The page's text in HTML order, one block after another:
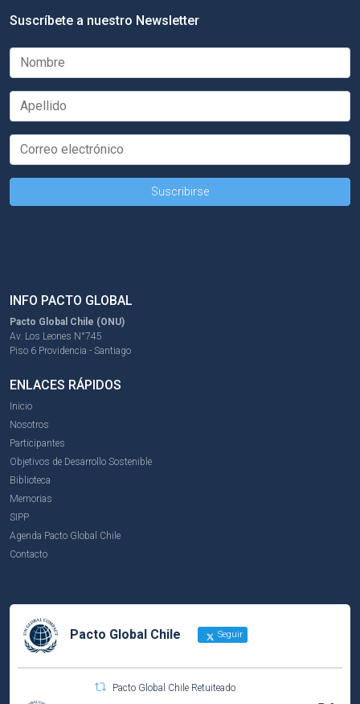
Suscríbete a nuestro Newsletter
INFO PACTO GLOBAL
Pacto Global Chile (ONU)
Av. Los Leones N°745
Piso 6 Providencia - Santiago
ENLACES RÁPIDOS
Inicio
Nosotros
Participantes
Objetivos de Desarrollo Sostenible
Biblioteca
Memorias
SIPP
Agenda Pacto Global Chile
Contacto
Pacto Global Chile Seguir
Pacto Global Chile Retuiteado